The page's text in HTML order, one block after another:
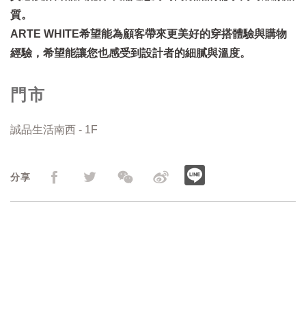
質。
ARTE WHITE希望能為顧客帶來更美好的穿搭體驗與購物
經驗，希望能讓您也感受到設計者的細膩與溫度。
分享
門市
誠品生活南西 - 1F